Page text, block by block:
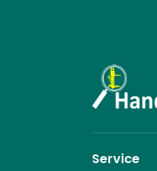
Service